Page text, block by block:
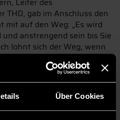
Über Cookies
gab im Anschluss den
mit auf den Weg: „Es wird
anstrengend sein bis Sie
lohnt sich der Weg, wenn
erklommen hat und den
seien auch eine
und die Seilschaft wichtig
Stern erklärt: „An schwierigen
man auch manchmal einen
aufweist. Das